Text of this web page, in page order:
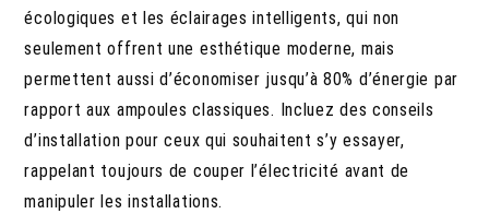
écologiques et les éclairages intelligents, qui non
seulement offrent une esthétique moderne, mais
permettent aussi d’économiser jusqu’à 80% d’énergie par
rapport aux ampoules classiques. Incluez des conseils
d’installation pour ceux qui souhaitent s’y essayer,
rappelant toujours de couper l’électricité avant de
manipuler les installations.